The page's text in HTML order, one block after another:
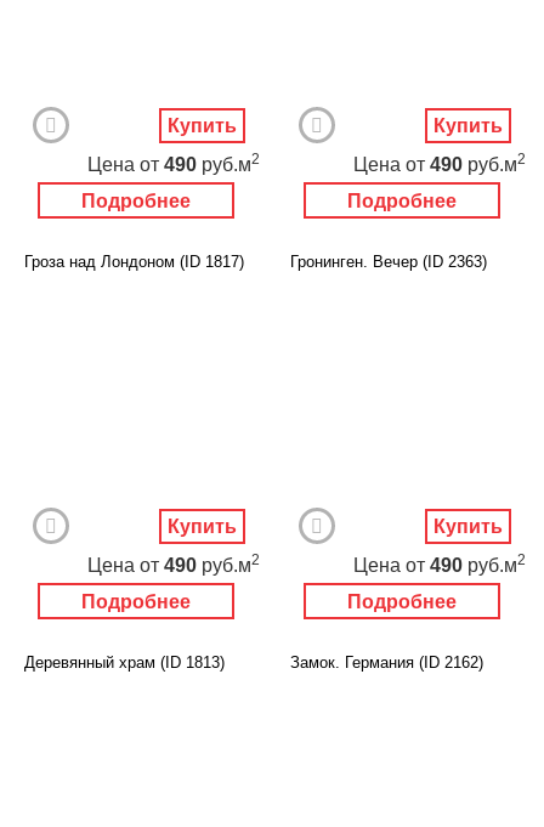
Подробнее
Цена от 490 руб.м2
Купить
Подробнее
Цена от 490 руб.м2
Купить
Гроза над Лондоном (ID 1817)
Подробнее
Цена от 490 руб.м2
Купить
Гронинген. Вечер (ID 2363)
Подробнее
Цена от 490 руб.м2
Купить
Деревянный храм (ID 1813) Замок. Германия (ID 2162)